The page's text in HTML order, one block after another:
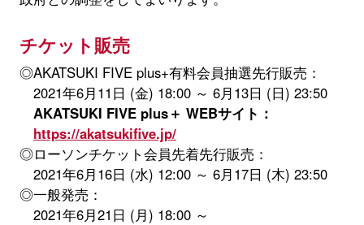
チケット販売
◎AKATSUKI FIVE plus+有料会員抽選先行販売：
2021年6月11日 (金) 18:00 ～ 6月13日 (日) 23:50
AKATSUKI FIVE plus＋ WEBサイト：
https://akatsukifive.jp/
◎ローソンチケット会員先着先行販売：
2021年6月16日 (水) 12:00 ～ 6月17日 (木) 23:50
◎一般発売：
2021年6月21日 (月) 18:00 ～